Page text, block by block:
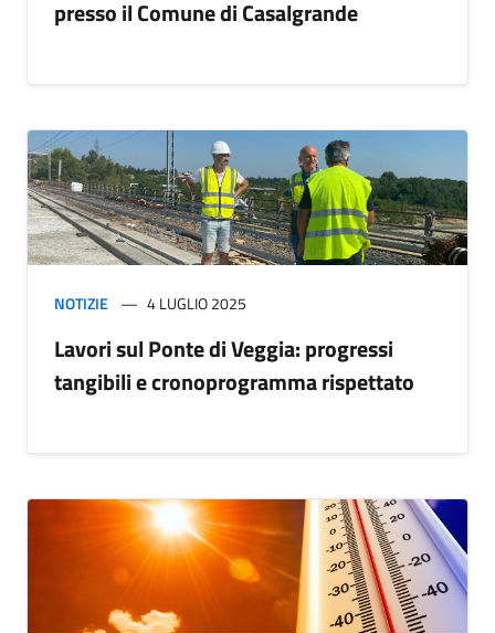
presso il Comune di Casalgrande
NOTIZIE 4 LUGLIO 2025
Lavori sul Ponte di Veggia: progressi
tangibili e cronoprogramma rispettato